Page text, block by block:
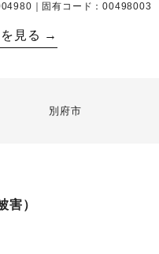
｜固有コード：00498003
見る →
別府市
害）